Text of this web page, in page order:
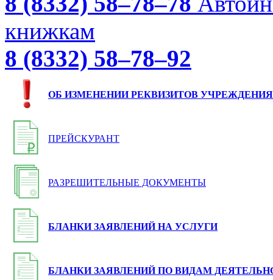
книжкам
8 (8332) 58–78–92
ОБ ИЗМЕНЕНИИ РЕКВИЗИТОВ УЧРЕЖДЕНИЯ
ПРЕЙСКУРАНТ
РАЗРЕШИТЕЛЬНЫЕ ДОКУМЕНТЫ
БЛАНКИ ЗАЯВЛЕНИЙ НА УСЛУГИ
БЛАНКИ ЗАЯВЛЕНИЙ ПО ВИДАМ